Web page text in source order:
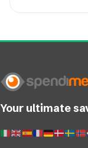
Your ultimate